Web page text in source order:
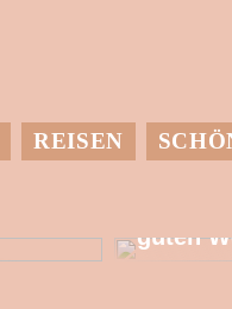
REISEN
guten